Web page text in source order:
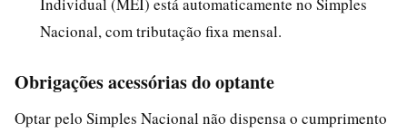
Nacional, com tributação fixa mensal.
Obrigações acessórias do optante
Optar pelo Simples Nacional não dispensa o cumprimento